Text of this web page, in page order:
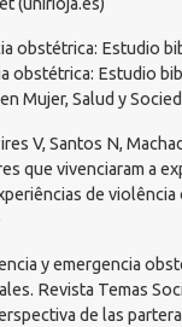
obstétrica: Estudio
obstétrica: Estudio
Mujer, Salud y
V, Santos N,
que vivenciaram a
de
y emergencia
Revista Temas
de las